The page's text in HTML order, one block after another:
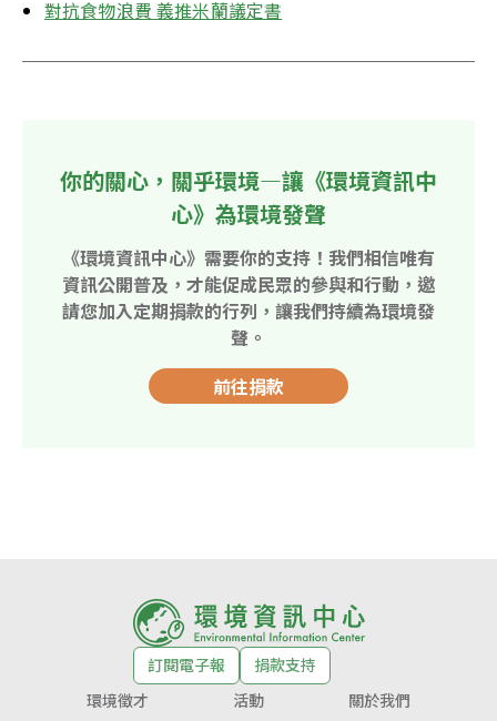
對抗食物浪費 義推米蘭議定書
你的關心，關乎環境—讓《環境資訊中
心》為環境發聲
《環境資訊中心》需要你的支持！我們相信唯有
資訊公開普及，才能促成民眾的參與和行動，邀
請您加入定期捐款的行列，讓我們持續為環境發
聲。
前往捐款
訂閱電子報
捐款支持
環境徵才
活動
關於我們